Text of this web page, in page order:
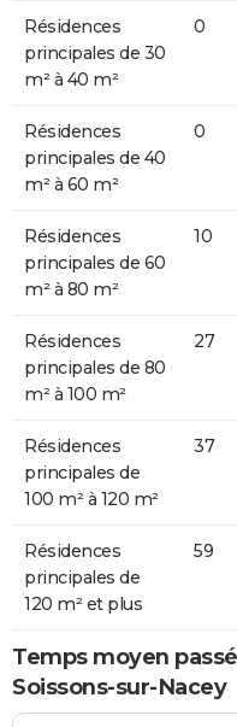
Résidences
principales de 30
m² à 40 m²
0
Résidences
principales de 40
m² à 60 m²
0
Résidences
principales de 60
m² à 80 m²
10
Résidences
principales de 80
m² à 100 m²
27
Résidences
principales de
100 m² à 120 m²
37
Résidences
principales de
120 m² et plus
59
Temps moyen
Soissons-sur-Nacey